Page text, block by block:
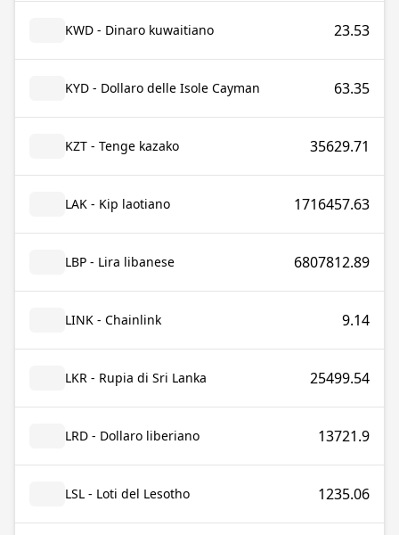
KWD - Dinaro kuwaitiano 23.53
KYD - Dollaro delle Isole Cayman 63.35
KZT - Tenge kazako 35629.71
LAK - Kip laotiano 1716457.63
LBP - Lira libanese 6807812.89
LINK - Chainlink 9.14
LKR - Rupia di Sri Lanka 25499.54
LRD - Dollaro liberiano 13721.9
LSL - Loti del Lesotho 1235.06